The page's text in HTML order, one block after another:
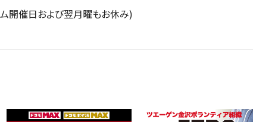
ム開催日および翌月曜もお休み)